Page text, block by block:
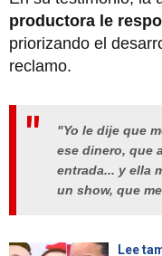
productora le
priorizando el
reclamo.
"Yo le dije que
ese dinero, que
entrada... y ella
un show, que
Lee